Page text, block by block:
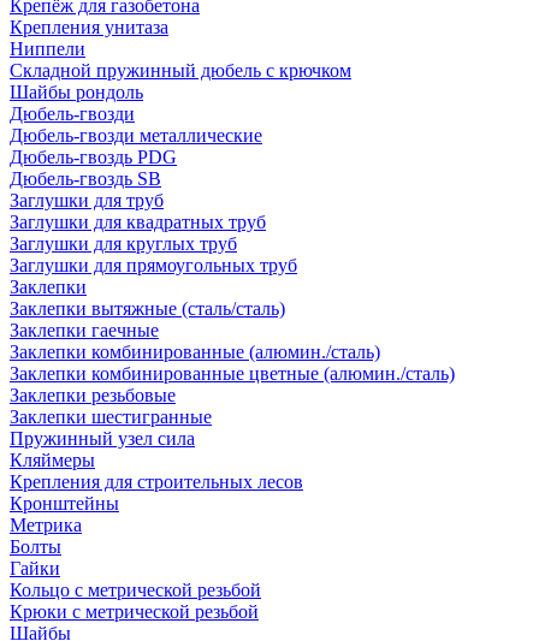
Крепёж для газобетона
Крепления унитаза
Ниппели
Складной пружинный дюбель с крючком
Шайбы рондоль
Дюбель-гвозди
Дюбель-гвозди металлические
Дюбель-гвоздь PDG
Дюбель-гвоздь SB
Заглушки для труб
Заглушки для квадратных труб
Заглушки для круглых труб
Заглушки для прямоугольных труб
Заклепки
Заклепки вытяжные (сталь/сталь)
Заклепки гаечные
Заклепки комбинированные (алюмин./сталь)
Заклепки комбинированные цветные (алюмин./сталь)
Заклепки резьбовые
Заклепки шестигранные
Пружинный узел сила
Кляймеры
Крепления для строительных лесов
Кронштейны
Метрика
Болты
Гайки
Кольцо с метрической резьбой
Крюки с метрической резьбой
Шайбы